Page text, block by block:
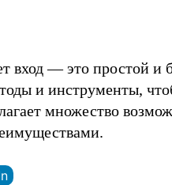
вход — это простой и
и инструменты,
множество